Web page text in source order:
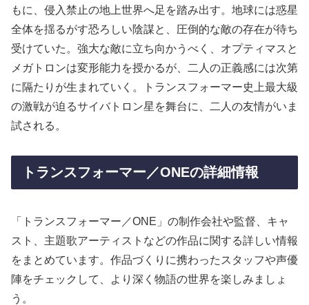
もに、侵入禁止の地上世界へ足を踏み出す。地球には惑星
全体を揺るがす恐ろしい陰謀と、圧倒的な敵の存在が待ち
受けていた。強大な敵に立ち向かうべく、オプティマスと
メガトロンは変形能力を授かるが、二人の正義感には次第
に隔たりが生まれていく。トランスフォーマー史上最大級
の激戦が迫るサイバトロン星を舞台に、二人の友情がいま
試される。
トランスフォーマー／ONEの詳細情報
「トランスフォーマー／ONE」の制作会社や監督、キャ
スト、主題歌アーティストなどの作品に関する詳しい情報
をまとめています。作品づくりに携わったスタッフや声優
陣をチェックして、より深く物語の世界を楽しみましょ
う。